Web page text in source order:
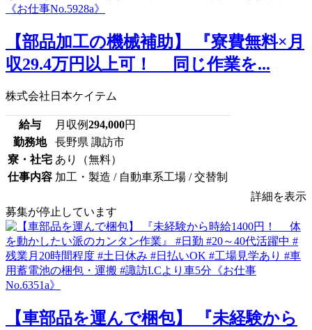
【部品加工の機械補助】 『寮費無料×月
収29.4万円以上可！ 同じ作業を...
株式会社日本ケイテム
給与 月収例294,000円
勤務地
長野県 諏訪市
寮・社宅 あり（無料）
仕事内容 加工・製造 / 自動車系工場 / 交替制
詳細を表示
募集が停止しています
【車部品を運んで梱包】 『未経験から